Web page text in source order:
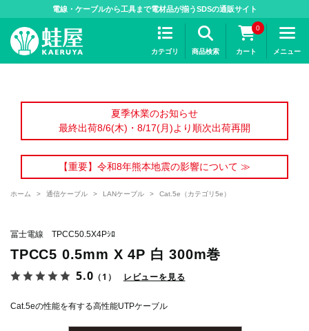
電線・ケーブルから工具まで電材品が揃うSDSの通販サイト
カテゴリ 商品検索
0
カート メニュー
夏季休業のお知らせ
最終出荷8/6(木)・8/17(月)より順次出荷再開
【重要】令和8年熊本地震の影響について ≫
ホーム > 通信ケーブル > LANケーブル > Cat.5e（カテゴリ5e）
冨士電線 TPCC50.5X4Pｼﾛ
TPCC5 0.5mm X 4P 白 300m巻
5.0 （1） レビューを見る
Cat.5eの性能を有する高性能UTPケーブル